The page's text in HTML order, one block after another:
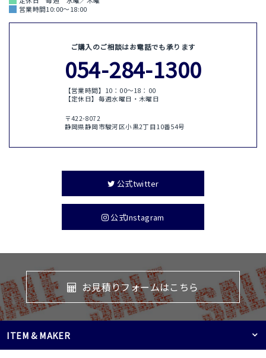
営業時間10:00～18:00
ご購入のご相談はお電話でも承ります
054-284-1300
【営業時間】10：00〜18：00
【定休日】毎週水曜日・木曜日
〒422-8072
静岡県静岡市駿河区小黒2丁目10番54号
公式twitter
公式Instagram
お見積りフォームはこちら
ITEM & MAKER